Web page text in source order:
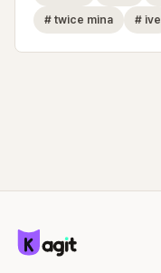
# twice mina # ive